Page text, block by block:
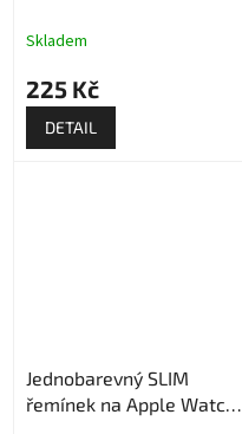
Skladem
225 Kč
DETAIL
Jednobarevný SLIM
řemínek na Apple Watch -